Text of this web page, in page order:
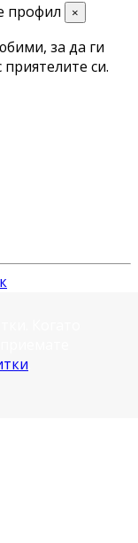
профил ×
за да ги
си.